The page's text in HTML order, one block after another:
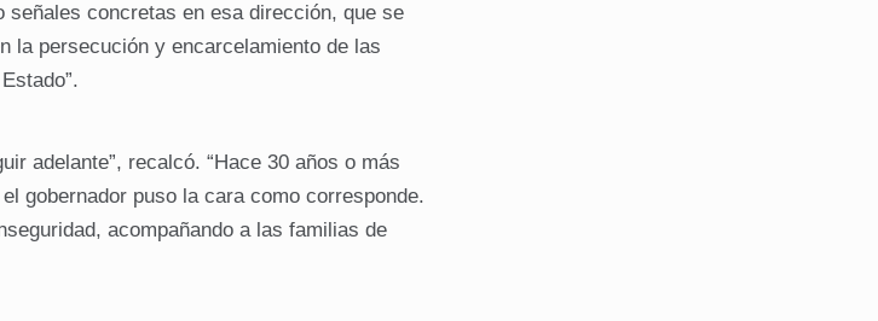
señales concretas en esa dirección, que se
la persecución y encarcelamiento de las
adelante”, recalcó. “Hace 30 años o más
gobernador puso la cara como corresponde.
acompañando a las familias de